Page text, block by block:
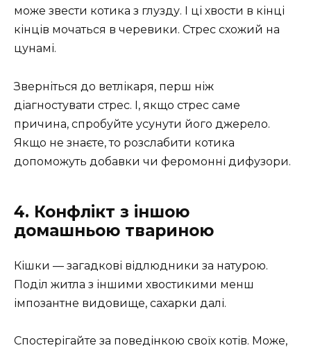
може звести котика з глузду. І ці хвости в кінці
кінців мочаться в черевики. Стрес схожий на
цунамі.
Зверніться до ветлікаря, перш ніж
діагностувати стрес. І, якщо стрес саме
причина, спробуйте усунути його джерело.
Якщо не знаєте, то розслабити котика
допоможуть добавки чи феромонні дифузори.
4. Конфлікт з іншою
домашньою твариною
Кішки — загадкові відлюдники за натурою.
Поділ житла з іншими хвостикими менш
імпозантне видовище, сахарки далі.
Спостерігайте за поведінкою своїх котів. Може,